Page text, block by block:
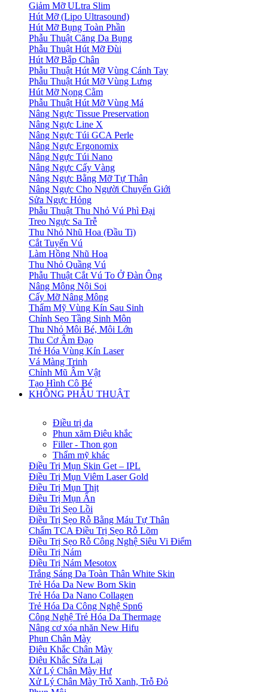
Giảm Mỡ ULtra Slim
Hút Mỡ (Lipo Ultrasound)
Hút Mỡ Bụng Toàn Phần
Phẫu Thuật Căng Da Bụng
Phẫu Thuật Hút Mỡ Đùi
Hút Mỡ Bắp Chân
Phẫu Thuật Hút Mỡ Vùng Cánh Tay
Phẫu Thuật Hút Mỡ Vùng Lưng
Hút Mỡ Nọng Cằm
Phẫu Thuật Hút Mỡ Vùng Má
Nâng Ngực Tissue Preservation
Nâng Ngực Line X
Nâng Ngực Túi GCA Perle
Nâng Ngực Ergonomix
Nâng Ngực Túi Nano
Nâng Ngực Cấy Vàng
Nâng Ngực Bằng Mỡ Tự Thân
Nâng Ngực Cho Người Chuyển Giới
Sửa Ngực Hỏng
Phẫu Thuật Thu Nhỏ Vú Phì Đại
Treo Ngực Sa Trễ
Thu Nhỏ Nhũ Hoa (Đầu Ti)
Cắt Tuyến Vú
Làm Hồng Nhũ Hoa
Thu Nhỏ Quầng Vú
Phẫu Thuật Cắt Vú To Ở Đàn Ông
Nâng Mông Nội Soi
Cấy Mỡ Nâng Mông
Thẩm Mỹ Vùng Kín Sau Sinh
Chỉnh Sẹo Tầng Sinh Môn
Thu Nhỏ Môi Bé, Môi Lớn
Thu Cơ Âm Đạo
Trẻ Hóa Vùng Kín Laser
Vá Màng Trinh
Chỉnh Mũ Âm Vật
Tạo Hình Cô Bé
KHÔNG PHẪU THUẬT
Điều trị da
Phun xăm Điêu khắc
Filler - Thon gọn
Thẩm mỹ khác
Điều Trị Mụn Skin Get – IPL
Điều Trị Mụn Viêm Laser Gold
Điều Trị Mụn Thịt
Điều Trị Mụn Ẩn
Điều Trị Sẹo Lồi
Điều Trị Sẹo Rỗ Bằng Máu Tự Thân
Chấm TCA Điều Trị Sẹo Rỗ Lõm
Điều Trị Sẹo Rỗ Công Nghệ Siêu Vi Điểm
Điều Trị Nám
Điều Trị Nám Mesotox
Trắng Sáng Da Toàn Thân White Skin
Trẻ Hóa Da New Born Skin
Trẻ Hóa Da Nano Collagen
Trẻ Hóa Da Công Nghệ Spn6
Công Nghệ Trẻ Hóa Da Thermage
Nâng cơ xóa nhăn New Hifu
Phun Chân Mày
Điêu Khắc Chân Mày
Điêu Khắc Sửa Lại
Xử Lý Chân Mày Hư
Xử Lý Chân Mày Trỗ Xanh, Trỗ Đỏ